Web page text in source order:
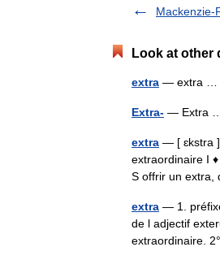
Mackenzie-
Look at other
extra — extra …
Extra- — Extra
extra — [ ɛkstra ]
extraordinaire I
S offrir un
extra — 1.
de l adjectif
extraordinaire.